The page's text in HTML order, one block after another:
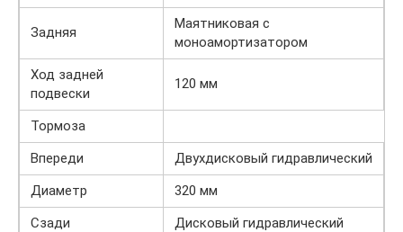
Задняя
Маятниковая с
моноамортизатором
Ход задней
подвески
120 мм
Тормоза
Впереди
Двухдисковый гидравлический
Диаметр
320 мм
Сзади
Дисковый гидравлический